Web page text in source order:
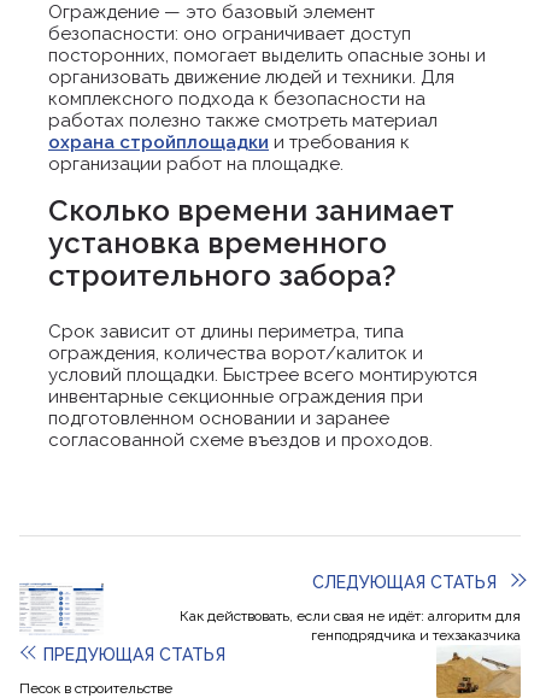
Ограждение — это базовый элемент
безопасности: оно ограничивает доступ
посторонних, помогает выделить опасные зоны и
организовать движение людей и техники. Для
комплексного подхода к безопасности на
работах полезно также смотреть материал
охрана стройплощадки и требования к
организации работ на площадке.
Сколько времени занимает
установка временного
строительного забора?
Срок зависит от длины периметра, типа
ограждения, количества ворот/калиток и
условий площадки. Быстрее всего монтируются
инвентарные секционные ограждения при
подготовленном основании и заранее
согласованной схеме въездов и проходов.
ПРЕДУЮЩАЯ СТАТЬЯ
Песок в строительстве
СЛЕДУЮЩАЯ СТАТЬЯ
Как действовать, если свая не идёт: алгоритм для
генподрядчика и техзаказчика